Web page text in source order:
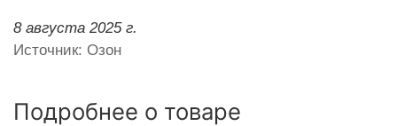
8 августа 2025 г.
Источник: Озон
Подробнее о товаре